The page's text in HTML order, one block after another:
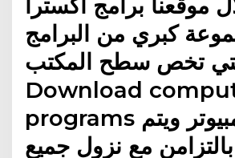
كبري من البرامج
تخص سطح المكتب
Download
programs برامج كمبيوتر ويتم
بالتزامن مع نزول جميع